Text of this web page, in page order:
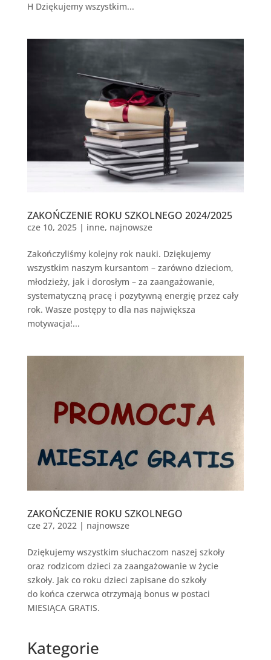
H Dziękujemy wszystkim...
ZAKOŃCZENIE ROKU SZKOLNEGO 2024/2025
cze 10, 2025| inne, najnowsze
Zakończyliśmy kolejny rok nauki. Dziękujemy
wszystkim naszym kursantom – zarówno dzieciom,
młodzieży, jak i dorosłym – za zaangażowanie,
systematyczną pracę i pozytywną energię przez cały
rok. Wasze postępy to dla nas największa
motywacja!...
ZAKOŃCZENIE ROKU SZKOLNEGO
cze 27, 2022| najnowsze
Dziękujemy wszystkim słuchaczom naszej szkoły
oraz rodzicom dzieci za zaangażowanie w życie
szkoły. Jak co roku dzieci zapisane do szkoły
do końca czerwca otrzymają bonus w postaci
MIESIĄCA GRATIS.
Kategorie